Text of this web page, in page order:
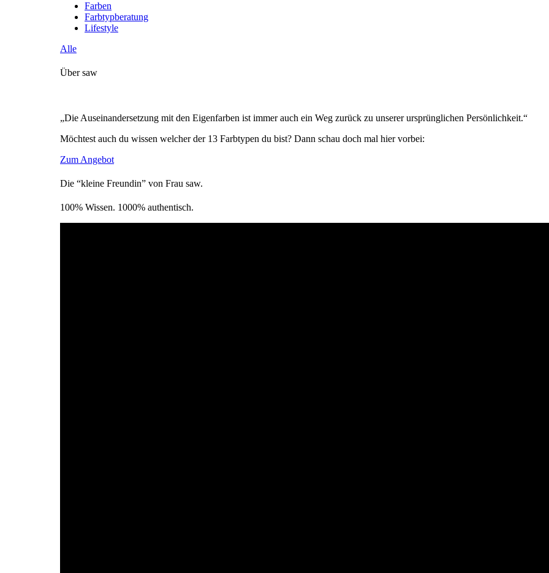
Farben
Farbtypberatung
Lifestyle
Alle
Über saw
„Die Auseinandersetzung mit den Eigenfarben ist immer auch ein Weg zurück zu unserer ursprünglichen Persönlichkeit.“
Möchtest auch du wissen welcher der 13 Farbtypen du bist? Dann schau doch mal hier vorbei:
Zum Angebot
Die “kleine Freundin” von Frau saw.
100% Wissen. 1000% authentisch.